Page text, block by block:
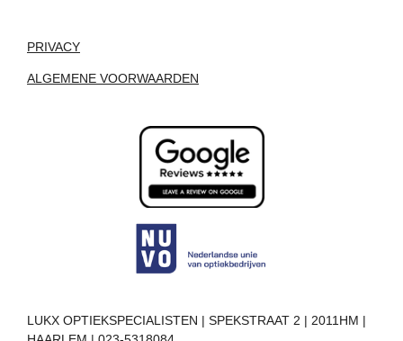
PRIVACY
ALGEMENE VOORWAARDEN
LUKX OPTIEKSPECIALISTEN | SPEKSTRAAT 2 | 2011HM |